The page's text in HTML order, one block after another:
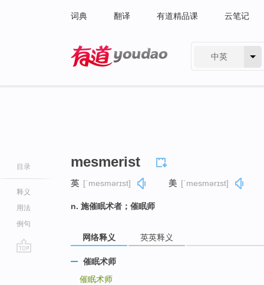
词典 翻译 有道精品课 云笔记
中英
目录
释义
用法
例句
mesmerist
英 [ˈmesmərɪst] 美 [ˈmesmərɪst]
n. 施催眠术者；催眠师
网络释义 英英释义
催眠术师
催眠术师